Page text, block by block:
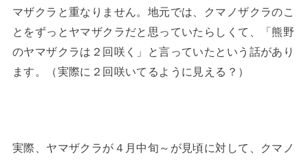
マザクラと重なりません。地元では、クマノザクラのこ
とをずっとヤマザクラだと思っていたらしくて、「熊野
のヤマザクラは２回咲く」と言っていたという話があり
ます。（実際に２回咲いてるように見える？）
実際、ヤマザクラが４月中旬～が見頃に対して、クマノ